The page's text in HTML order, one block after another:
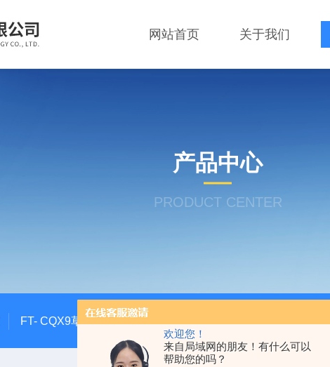
欢迎您！
来自局域网的朋友！有什么可以
帮助您的吗？
网站首页 关于我们
产品中心
PRODUCT CENTER
FT- CQX9草原生态气象站